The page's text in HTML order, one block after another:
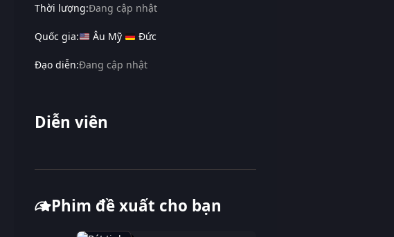
Thời lượng:Đang cập nhật
Quốc gia: Âu Mỹ Đức
Đạo diễn:Đang cập nhật
Diễn viên
Phim đề xuất cho bạn